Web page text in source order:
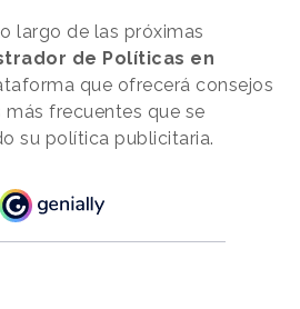
largo de las próximas
de Políticas en
que ofrecerá consejos
más frecuentes que se
su política publicitaria.